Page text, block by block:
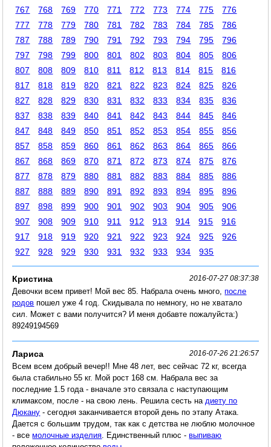
767
768 769 770 771 772 773 774 775
776
777
778 779 780 781 782 783 784 785
786
787
788 789 790 791 792 793 794 795
796
797
798 799 800 801 802 803 804 805
806
807
808 809 810 811 812 813 814 815
816
817
818 819 820 821 822 823 824 825
826
827
828 829 830 831 832 833 834 835
836
837
838 839 840 841 842 843 844 845
846
847
848 849 850 851 852 853 854 855
856
857
858 859 860 861 862 863 864 865
866
867
868 869 870 871 872 873 874 875
876
877
878 879 880 881 882 883 884 885
886
887
888 889 890 891 892 893 894 895
896
897
898 899 900 901 902 903 904 905
906
907
908 909 910 911 912 913 914 915
916
917
918 919 920 921 922 923 924 925
926
927
928 929 930 931 932 933 934 935
Кристина 2016-07-27 08:37:38
Девочки всем привет! Мой вес 85. Набрала очень много,после
родов пошел уже 4 год. Скидывала по немногу, но не хватало
сил. Может с вами получится? И меня добавте пожалуйста:)
89249194569
Лариса 2016-07-26 21:26:57
Всем всем добрый вечер!! Мне 48 лет, вес сейчас 72 кг, всегда
была стабильно 55 кг. Мой рост 168 см. Набрала вес за
последние 1.5 года - вначале это связала с наступающим
климаксом, после - на свою лень. Решила сесть на диету по
Дюкану - сегодня заканчивается второй день по этапу Атака.
Дается с большим трудом, так как с детства не люблю молочное
- всемолочные изделия . Единственный плюс -выпиваю